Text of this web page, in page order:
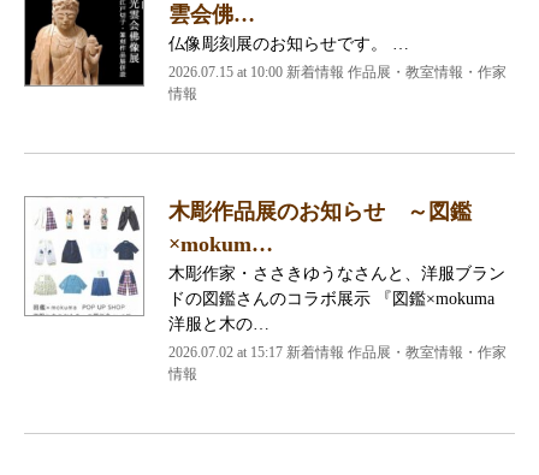
雲会佛…
仏像彫刻展のお知らせです。 …
2026.07.15 at 10:00 新着情報 作品展・教室情報・作家
情報
木彫作品展のお知らせ ～図鑑
×mokum…
木彫作家・ささきゆうなさんと、洋服ブラン
ドの図鑑さんのコラボ展示 『図鑑×mokuma
洋服と木の…
2026.07.02 at 15:17 新着情報 作品展・教室情報・作家
情報